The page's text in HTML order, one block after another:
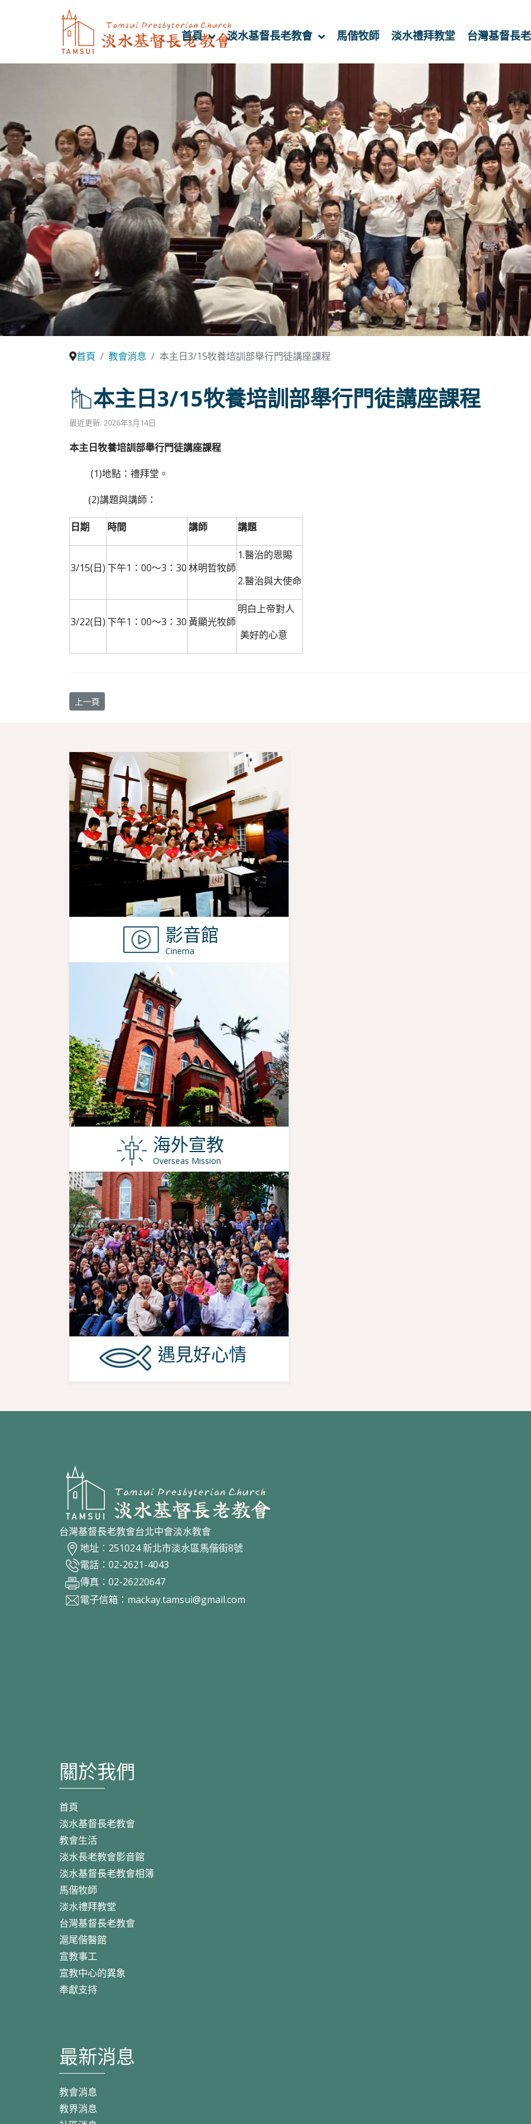
首頁 淡水基督長老教會 馬偕牧師 淡水禮拜教堂 台灣基督長
首頁 教會消息 本主日3/15牧養培訓部舉行門徒講座課程
本主日3/15牧養培訓部舉行門徒講座課程
最近更新: 2026年3月14日
本主日牧養培訓部舉行門徒講座課程
(1)地點：禮拜堂。
(2)講題與講師：
日期 時間 講師 講題
3/15(日)下午1：00〜3：30林明哲牧師
1.醫治的恩賜
2.醫治與大使命
3/22(日)下午1：00〜3：30 黃顯光牧師
明白上帝對人
美好的心意
上一篇文章: 本主日3/22牧養培訓部舉行門徒講座課程，歡迎會友團契小組踴躍參加
上一頁
影音館
Cinema
海外宣教
Overseas Mission
遇見好心情
台灣基督長老教會台北中會淡水教會
地址：251024 新北市淡水區馬偕街8號
電話：02-2621-4043
傳真：02-26220647
電子信箱： mackay.tamsui@gmail.com
關於我們
首頁
淡水基督長老教會
教會生活
淡水長老教會影音館
淡水基督長老教會相簿
馬偕牧師
淡水禮拜教堂
台灣基督長老教會
滬尾偕醫館
宣教事工
宣教中心的異象
奉獻支持
最新消息
教會消息
教界消息